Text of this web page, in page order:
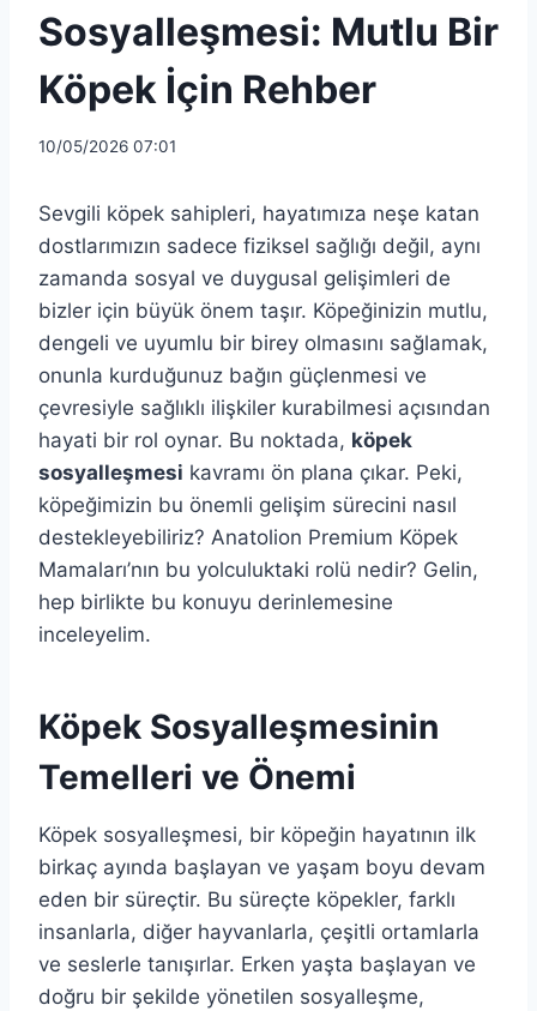
Sosyalleşmesi: Mutlu Bir
Köpek İçin Rehber
10/05/2026 07:01
Sevgili köpek sahipleri, hayatımıza neşe katan
dostlarımızın sadece fiziksel sağlığı değil, aynı
zamanda sosyal ve duygusal gelişimleri de
bizler için büyük önem taşır. Köpeğinizin mutlu,
dengeli ve uyumlu bir birey olmasını sağlamak,
onunla kurduğunuz bağın güçlenmesi ve
çevresiyle sağlıklı ilişkiler kurabilmesi açısından
hayati bir rol oynar. Bu noktada, köpek
sosyalleşmesi kavramı ön plana çıkar. Peki,
köpeğimizin bu önemli gelişim sürecini nasıl
destekleyebiliriz? Anatolion Premium Köpek
Mamaları’nın bu yolculuktaki rolü nedir? Gelin,
hep birlikte bu konuyu derinlemesine
inceleyelim.
Köpek Sosyalleşmesinin
Temelleri ve Önemi
Köpek sosyalleşmesi, bir köpeğin hayatının ilk
birkaç ayında başlayan ve yaşam boyu devam
eden bir süreçtir. Bu süreçte köpekler, farklı
insanlarla, diğer hayvanlarla, çeşitli ortamlarla
ve seslerle tanışırlar. Erken yaşta başlayan ve
doğru bir şekilde yönetilen sosyalleşme,